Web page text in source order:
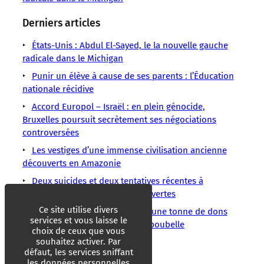
Derniers articles
États-Unis : Abdul El-Sayed, le la nouvelle gauche
radicale dans le Michigan
Punir un élève à cause de ses parents : l’Éducation
nationale récidive
Accord Europol – Israël : en plein génocide,
Bruxelles poursuit secrètement ses négociations
controversées
Les vestiges d’une immense civilisation ancienne
découverts en Amazonie
Deux suicides et deux tentatives récentes à
Matignon, des enquêtes sont ouvertes
Incendies en Gironde : près d’une tonne de dons
destinés aux sinistrés jetée à la poubelle
Les mots ont un sens LMOUS
Ce site utilise divers
services et vous laisse le
choix de ceux que vous
souhaitez activer. Par
défaut, les services sniffant